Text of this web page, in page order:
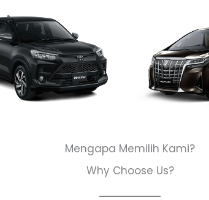
Mengapa Memilih Kami?
Why Choose Us?